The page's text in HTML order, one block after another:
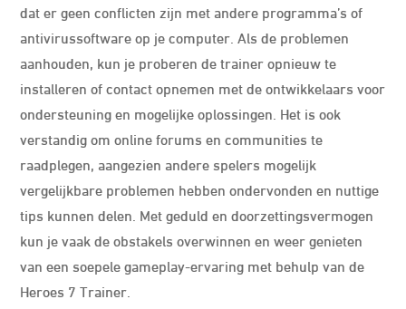
dat er geen conflicten zijn met andere programma’s of
antivirussoftware op je computer. Als de problemen
aanhouden, kun je proberen de trainer opnieuw te
installeren of contact opnemen met de ontwikkelaars voor
ondersteuning en mogelijke oplossingen. Het is ook
verstandig om online forums en communities te
raadplegen, aangezien andere spelers mogelijk
vergelijkbare problemen hebben ondervonden en nuttige
tips kunnen delen. Met geduld en doorzettingsvermogen
kun je vaak de obstakels overwinnen en weer genieten
van een soepele gameplay-ervaring met behulp van de
Heroes 7 Trainer.